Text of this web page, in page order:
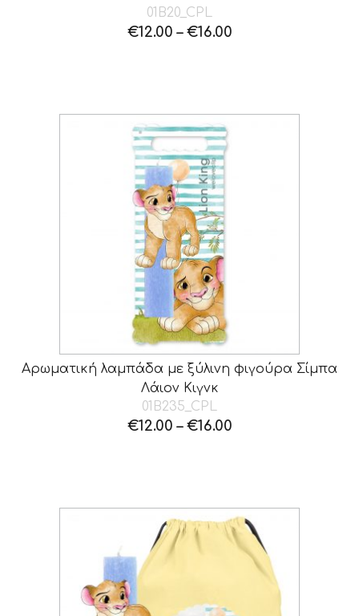
01B20_CPL
€12.00 – €16.00
Αρωματική λαμπάδα με ξύλινη φιγούρα Σίμπα
Λάιον Κιγνκ
01B235_CPL
€12.00 – €16.00